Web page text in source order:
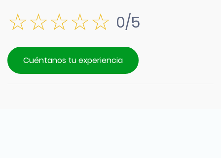
0/5
Cuéntanos tu experiencia